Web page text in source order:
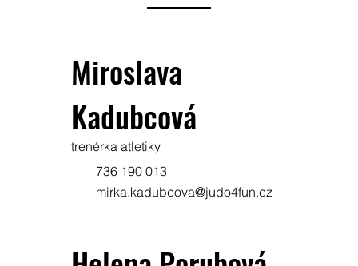
trenérka atletiky
736 190 013
mirka.kadubcova@judo4fun.cz
Miroslava
Kadubcová